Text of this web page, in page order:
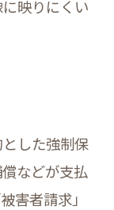
映りにくい
した強制保
などが支払
害者請求」